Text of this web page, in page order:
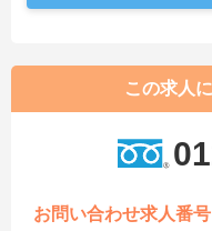
この求人
お問い合わせ求人番号